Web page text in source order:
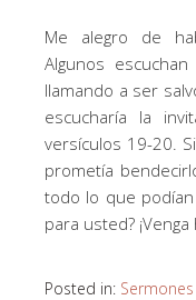
Me alegro de
Algunos
llamando a ser
escucharía la
versículos 19-20.
prometía
todo lo que
para usted? ¡Venga
Posted in: Sermones